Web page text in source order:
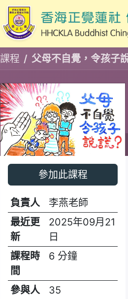
課程 父母不自覺，令孩子
參加此課程
負責人
李燕老師
最近更
新
2025年09月21
日
課程時
間
6 分鐘
參與人
35